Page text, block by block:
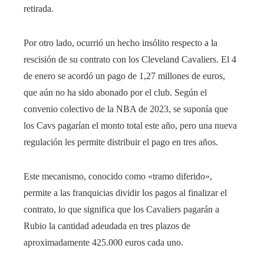
retirada.
Por otro lado, ocurrió un hecho insólito respecto a la
rescisión de su contrato con los Cleveland Cavaliers. El 4
de enero se acordó un pago de 1,27 millones de euros,
que aún no ha sido abonado por el club. Según el
convenio colectivo de la NBA de 2023, se suponía que
los Cavs pagarían el monto total este año, pero una nueva
regulación les permite distribuir el pago en tres años.
Este mecanismo, conocido como «tramo diferido»,
permite a las franquicias dividir los pagos al finalizar el
contrato, lo que significa que los Cavaliers pagarán a
Rubio la cantidad adeudada en tres plazos de
aproximadamente 425.000 euros cada uno.